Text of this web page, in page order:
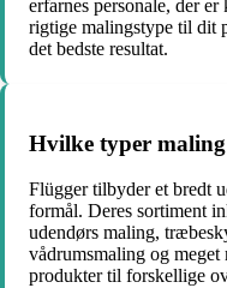
erfarnes personale, der
rigtige malingstype til dit
det bedste resultat.
Hvilke typer
Flügger tilbyder et bredt
formål. Deres sortiment
udendørs maling,
vådrumsmaling og
produkter til forskellige